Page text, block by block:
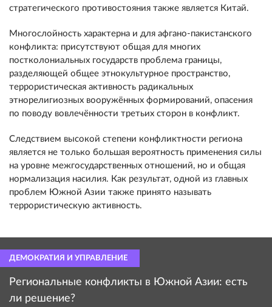
стратегического противостояния также является Китай.
Многослойность характерна и для афгано-пакистанского
конфликта: присутствуют общая для многих
постколониальных государств проблема границы,
разделяющей общее этнокультурное пространство,
террористическая активность радикальных
этнорелигиозных вооружённых формирований, опасения
по поводу вовлечённости третьих сторон в конфликт.
Следствием высокой степени конфликтности региона
является не только большая вероятность применения силы
на уровне межгосударственных отношений, но и общая
нормализация насилия. Как результат, одной из главных
проблем Южной Азии также принято называть
террористическую активность.
ДЕМОКРАТИЯ И УПРАВЛЕНИЕ
Региональные конфликты в Южной Азии: есть
ли решение?